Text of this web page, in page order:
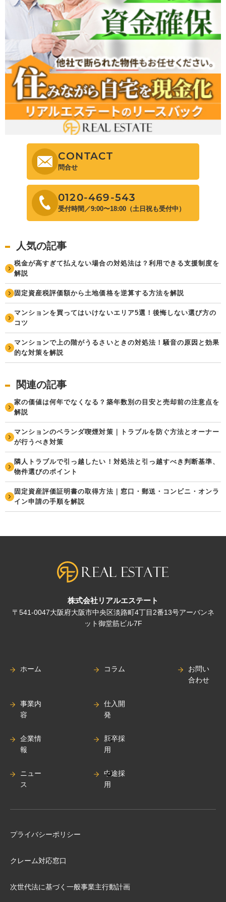
CONTACT
問合せ
0120-469-543
受付時間／9:00〜18:00（土日祝も受付中）
人気の記事
税金が高すぎて払えない場合の対処法は？利用できる支援制度を
解説
固定資産税評価額から土地価格を逆算する方法を解説
マンションを買ってはいけないエリア5選！後悔しない選び方の
コツ
マンションで上の階がうるさいときの対処法！騒音の原因と効果
的な対策を解説
関連の記事
家の価値は何年でなくなる？築年数別の目安と売却前の注意点を
解説
マンションのベランダ喫煙対策｜トラブルを防ぐ方法とオーナー
が行うべき対策
隣人トラブルで引っ越したい！対処法と引っ越すべき判断基準、
物件選びのポイント
固定資産評価証明書の取得方法｜窓口・郵送・コンビニ・オンラ
イン申請の手順を解説
株式会社リアルエステート
〒541-0047大阪府大阪市中央区淡路町4丁目2番13号アーバンネ
ット御堂筋ビル7F
ホーム
事業内
容
企業情
報
ニュー
ス
コラム
仕入開
発
新卒採
用
中途採
用
お問い
合わせ
プライバシーポリシー
クレーム対応窓口
次世代法に基づく⼀般事業主⾏動計画